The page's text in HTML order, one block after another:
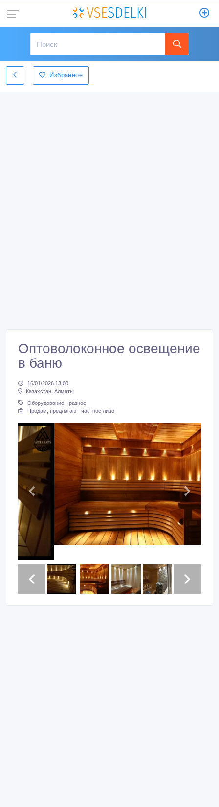
Избранное
Оптоволоконное освещение
в баню
16/01/2026 13:00
Казахстан, Алматы
Оборудование - разное
Продам, предлагаю - частное лицо